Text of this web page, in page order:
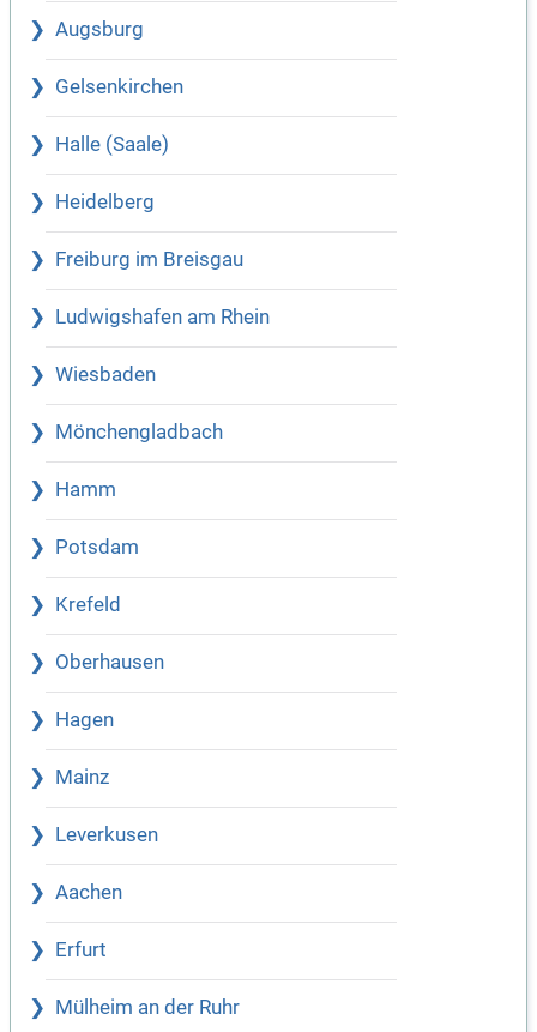
Augsburg
Gelsenkirchen
Halle (Saale)
Heidelberg
Freiburg im Breisgau
Ludwigshafen am Rhein
Wiesbaden
Mönchengladbach
Hamm
Potsdam
Krefeld
Oberhausen
Hagen
Mainz
Leverkusen
Aachen
Erfurt
Mülheim an der Ruhr